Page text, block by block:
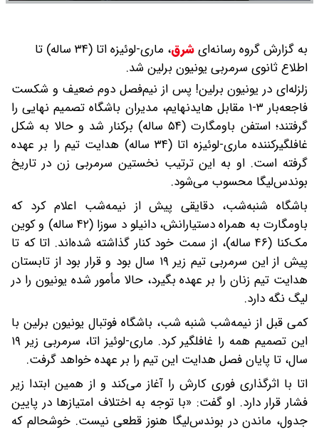
به گزارش گروه رسانه‌ایشرق،
ماری-لوئیزه اتا (۳۴ ساله) تا
اطلاع ثانوی سرمربی یونیون برلین شد.
زلزله‌ای در یونیون برلین! پس از نیم‌فصل دوم ضعیف و شکست
فاجعه‌بار ۳-۱ مقابل هایدنهایم، مدیران باشگاه تصمیم نهایی را
گرفتند؛ استفن باومگارت (۵۴ ساله) برکنار شد و حالا به شکل
غافلگیرکننده ماری-لوئیزه اتا (۳۴ ساله) هدایت تیم را بر عهده
گرفته است. او به این ترتیب نخستین سرمربی زن در تاریخ
بوندس‌لیگا محسوب می‌شود.
باشگاه شنبه‌شب، دقایقی پیش از نیمه‌شب اعلام کرد که
باومگارت به همراه دستیارانش، دانیلو د سوزا (۴۲ ساله) و کوین
مک‌کنا (۴۶ ساله)، از سمت خود کنار گذاشته شده‌اند. اتا که تا
پیش از این سرمربی تیم زیر ۱۹ سال بود و قرار بود از تابستان
هدایت تیم زنان را بر عهده بگیرد، حالا مأمور شده یونیون را در
لیگ نگه دارد.
کمی قبل از نیمه‌شب شنبه شب، باشگاه فوتبال یونیون برلین با
این تصمیم همه را غافلگیر کرد. ماری-لوئیز اتا، سرمربی زیر ۱۹
سال، تا پایان فصل هدایت این تیم را بر عهده خواهد گرفت.
اتا با اثرگذاری فوری کارش را آغاز می‌کند و از همین ابتدا زیر
فشار قرار دارد. او گفت: «با توجه به اختلاف امتیازها در پایین
جدول، ماندن در بوندس‌لیگا هنوز قطعی نیست. خوشحالم که